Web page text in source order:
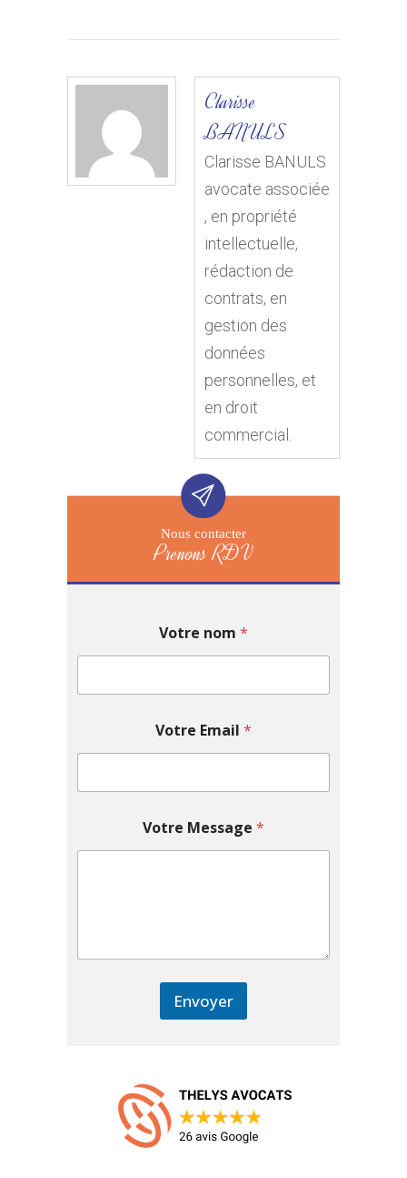
Clarisse
BANULS
Clarisse BANULS
avocate associée
, en propriété
intellectuelle,
rédaction de
contrats, en
gestion des
données
personnelles, et
en droit
commercial.
Nous contacter
Prenons RDV
Votre nom *
Votre Email *
Votre Message *
Envoyer